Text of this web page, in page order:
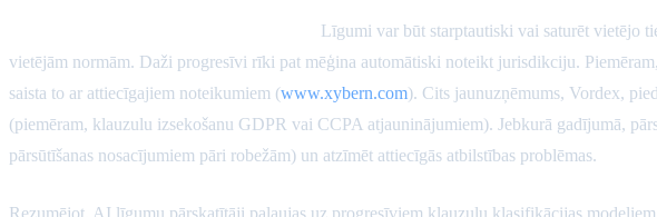
Līgumi var būt starptautiski vai saturēt vietējo
vietējām normām. Daži progresīvi rīki pat mēģina automātiski noteikt jurisdikciju.
saista to ar attiecīgajiem noteikumiem (www.xybern.com). Cits jaunuzņēmums, Vordex,
(piemēram, klauzulu izsekošanu GDPR vai CCPA atjauninājumiem). Jebkurā gadījumā,
pārsūtīšanas nosacījumiem pāri robežām) un atzīmēt attiecīgās atbilstības problēmas.
Rezumējot, AI līgumu pārskatītāji paļaujas uz progresīviem klauzulu klasifikācijas